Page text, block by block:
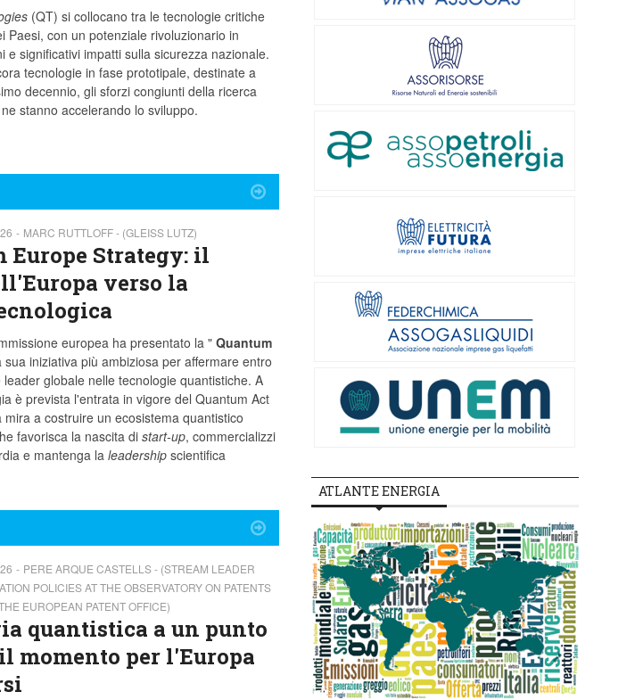
(QT) si collocano tra le tecnologie critiche
Paesi, con un potenziale rivoluzionario in
e significativi impatti sulla sicurezza nazionale.
tecnologie in fase prototipale, destinate a
decennio, gli sforzi congiunti della ricerca
stanno accelerando lo sviluppo.
MARC RUTTLOFF - (GLEISS LUTZ)
Europe Strategy: il
verso la
europea ha presentato la " Quantum
iniziativa più ambiziosa per affermare entro
globale nelle tecnologie quantistiche. A
è prevista l'entrata in vigore del Quantum Act
a costruire un ecosistema quantistico
favorisca la nascita distart-up, commercializzi
e mantenga laleadership scientifica
PERE ARQUE CASTELLS - (STREAM LEADER
POLICIES AT THE OBSERVATORY ON PATENTS
EUROPEAN PATENT OFFICE)
quantistica a un punto
momento per l'Europa
ATLANTE ENERGIA